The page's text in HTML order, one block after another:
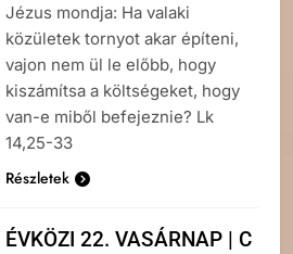
Jézus mondja: Ha valaki
közületek tornyot akar építeni,
vajon nem ül le előbb, hogy
kiszámítsa a költségeket, hogy
van-e miből befejeznie? Lk
14,25-33
Részletek
ÉVKÖZI 22. VASÁRNAP | C